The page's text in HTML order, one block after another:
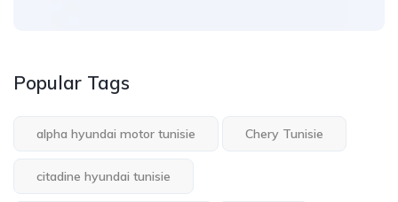
Popular Tags
alpha hyundai motor tunisie Chery Tunisie
citadine hyundai tunisie